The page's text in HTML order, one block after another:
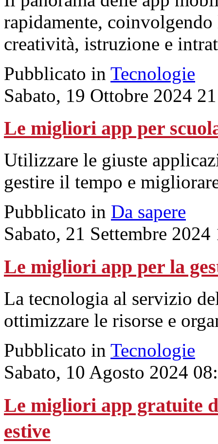
rapidamente,
creatività, istruzione e
Pubblicato in Tecnologie
Sabato, 19 Ottobre 2024
Le migliori app per
Utilizzare le giuste
gestire il tempo e
Pubblicato in Da sapere
Sabato, 21 Settembre 2024
Le migliori app per la
La tecnologia al servizio
ottimizzare le risorse e
Pubblicato in Tecnologie
Sabato, 10 Agosto 2024
Le migliori app gratuite
estive